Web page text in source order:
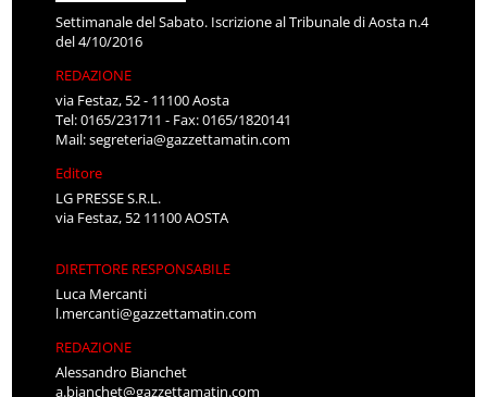
Settimanale del Sabato. Iscrizione al Tribunale di Aosta n.4
del 4/10/2016
REDAZIONE
via Festaz, 52 - 11100 Aosta
Tel: 0165/231711 - Fax: 0165/1820141
Mail:segreteria@gazzettamatin.com
Editore
LG PRESSE S.R.L.
via Festaz, 52 11100 AOSTA
DIRETTORE RESPONSABILE
Luca Mercanti
l.mercanti@gazzettamatin.com
REDAZIONE
Alessandro Bianchet
a.bianchet@gazzettamatin.com